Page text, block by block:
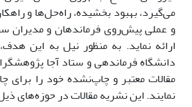
می‌گیرد، بهبود بخشیده، راه‌حل‌ها و
و عملی پیش‌روی فرماندهان و مدیران
ارائه نماید. به منظور نیل به این
دانشگاه فرماندهی و ستاد آجا
مقالات معتبر و چاپ‌نشده خود را برای
نمایند. این نشریه مقالات در حوزه‌های